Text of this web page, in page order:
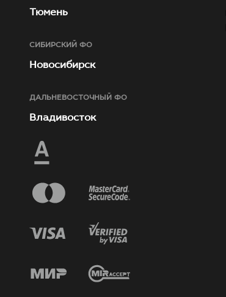
Тюмень
СИБИРСКИЙ ФО
Новосибирск
ДАЛЬНЕВОСТОЧНЫЙ ФО
Владивосток